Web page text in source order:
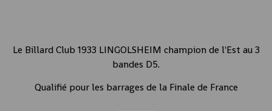
Le Billard Club 1933 LINGOLSHEIM champion de l'Est au 3
bandes D5.
Qualifié pour les barrages de la Finale de France